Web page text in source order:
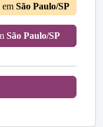
em São Paulo/SP
São Paulo/SP